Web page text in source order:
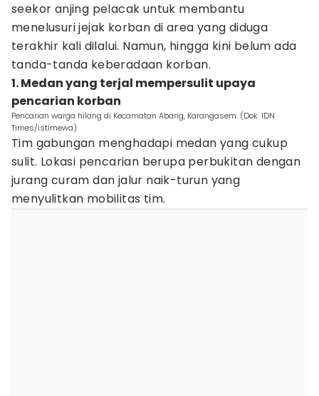
seekor anjing pelacak untuk membantu
menelusuri jejak korban di area yang diduga
terakhir kali dilalui. Namun, hingga kini belum ada
tanda-tanda keberadaan korban.
1. Medan yang terjal mempersulit upaya
pencarian korban
Pencarian warga hilang di Kecamatan Abang, Karangasem. (Dok. IDN
Times/istimewa)
Tim gabungan menghadapi medan yang cukup
sulit. Lokasi pencarian berupa perbukitan dengan
jurang curam dan jalur naik-turun yang
menyulitkan mobilitas tim.